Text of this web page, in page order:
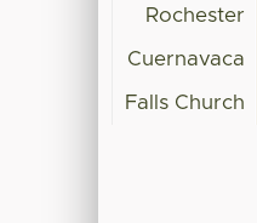
Rochester
Cuernavaca
Falls Church